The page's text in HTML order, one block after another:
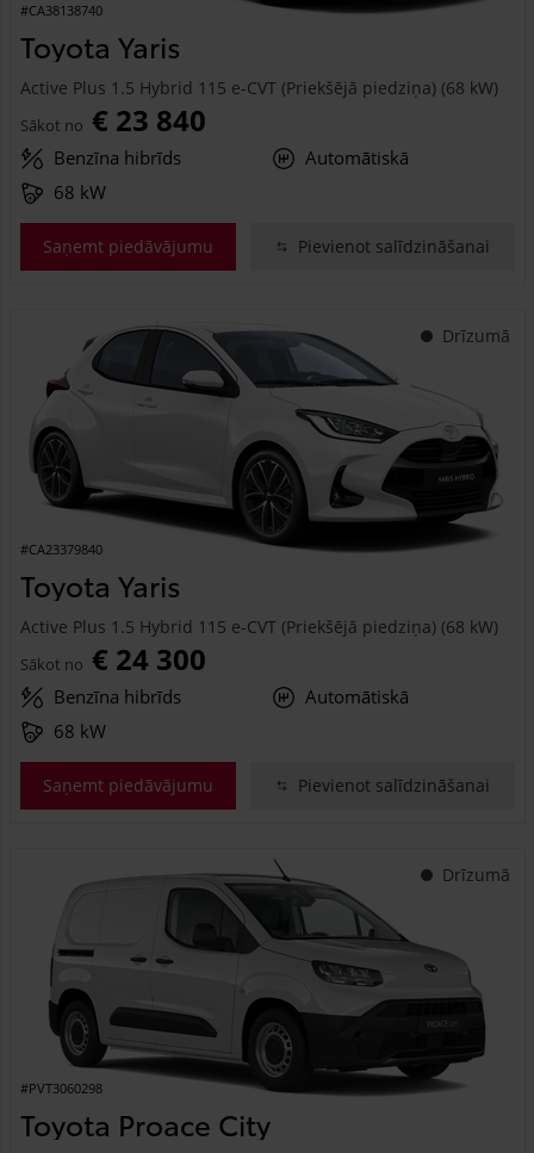
#CA38138740
Toyota Yaris
Active Plus 1.5 Hybrid 115 e-CVT (Priekšējā piedziņa) (68 kW)
Sākot no € 23 840
Benzīna hibrīds
Automātiskā
68 kW
Saņemt piedāvājumu Pievienot salīdzināšanai
Drīzumā
#CA23379840
Toyota Yaris
Active Plus 1.5 Hybrid 115 e-CVT (Priekšējā piedziņa) (68 kW)
Sākot no € 24 300
Benzīna hibrīds
Automātiskā
68 kW
Saņemt piedāvājumu Pievienot salīdzināšanai
Drīzumā
#PVT3060298
Toyota Proace City